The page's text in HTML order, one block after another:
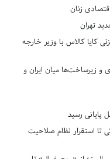
زنان
تهران
کایا کالاس با وزیر خارجه
زیرساخت‌ها میان ایران و
پایانی رسید
تا استقرار نظام صلاحیت